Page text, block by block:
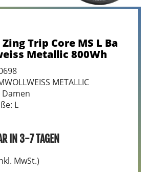
Trip Core MS L Ba
Metallic 800Wh
METALLIC
Damen
L
IN 3-7 TAGEN
MwSt.)